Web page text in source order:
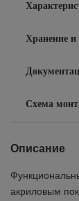
Хранение и
Схема
Описание
акриловым